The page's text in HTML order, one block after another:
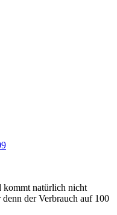
kommt natürlich nicht
der Verbrauch auf 100